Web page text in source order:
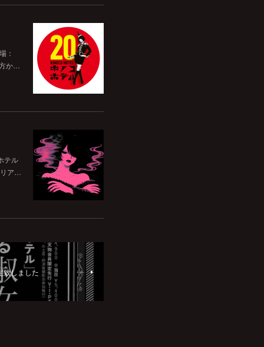
：
か…
テル
リア…
致しました